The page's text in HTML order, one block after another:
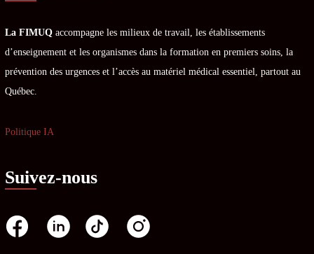
La FIMUQ accompagne les milieux de travail, les établissements
d’enseignement et les organismes dans la formation en premiers soins, la
prévention des urgences et l’accès au matériel médical essentiel, partout au
Québec.
Politique IA
Suivez-nous